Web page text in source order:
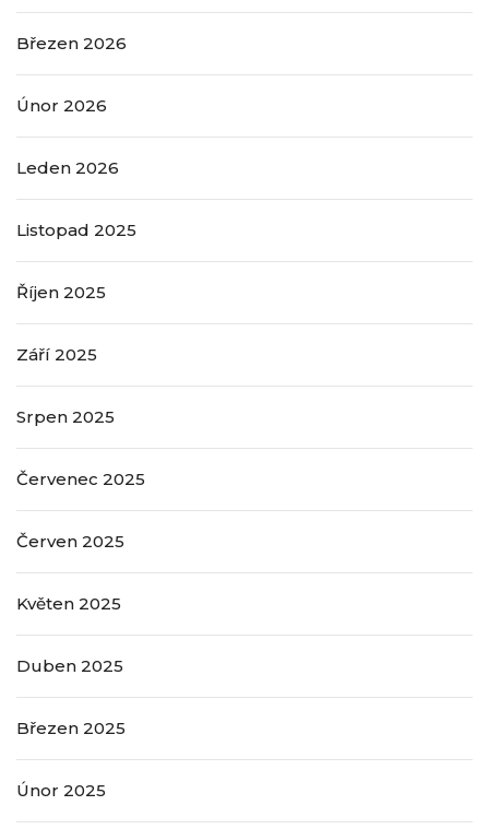
Březen 2026
Únor 2026
Leden 2026
Listopad 2025
Říjen 2025
Září 2025
Srpen 2025
Červenec 2025
Červen 2025
Květen 2025
Duben 2025
Březen 2025
Únor 2025